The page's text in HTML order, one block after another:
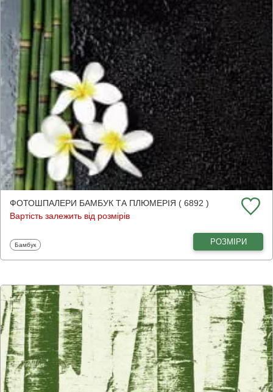
ФОТОШПАЛЕРИ БАМБУК ТА ПЛЮМЕРІЯ ( 6892 )
Вартість залежить від розмірів
Фотошпалери
Бамбук РОЗМІРИ